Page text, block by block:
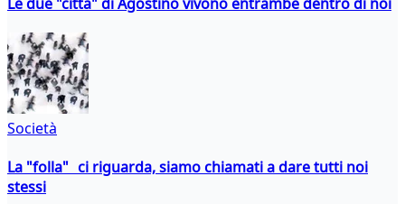
Società
La "folla" ci riguarda, siamo chiamati a dare tutti noi
stessi